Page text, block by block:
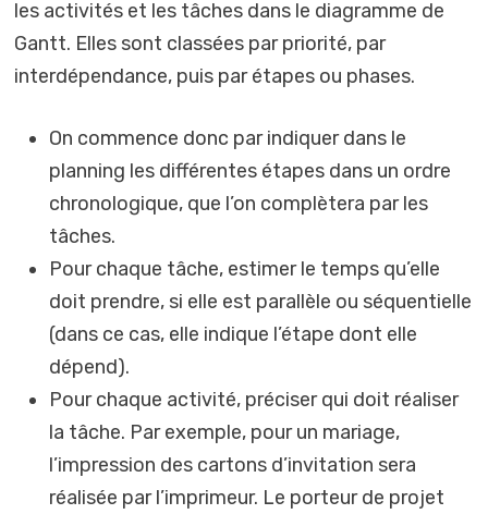
les activités et les tâches dans le diagramme de
Gantt. Elles sont classées par priorité, par
interdépendance, puis par étapes ou phases.
On commence donc par indiquer dans le
planning les différentes étapes dans un ordre
chronologique, que l’on complètera par les
tâches.
Pour chaque tâche, estimer le temps qu’elle
doit prendre, si elle est parallèle ou séquentielle
(dans ce cas, elle indique l’étape dont elle
dépend).
Pour chaque activité, préciser qui doit réaliser
la tâche. Par exemple, pour un mariage,
l’impression des cartons d’invitation sera
réalisée par l’imprimeur. Le porteur de projet